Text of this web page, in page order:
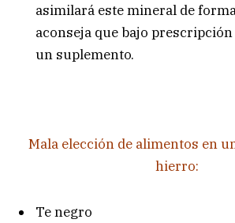
asimilará este mineral de
aconseja que bajo
un suplemento.
Mala elección de alimentos en
hierro:
Te negro